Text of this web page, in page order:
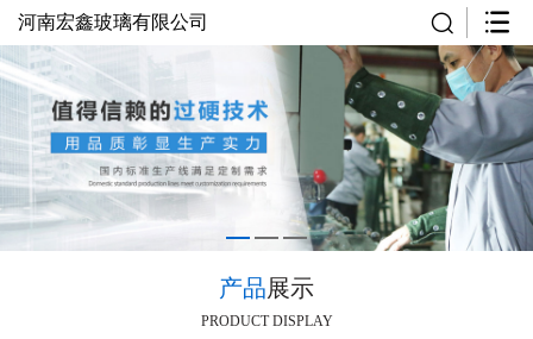
河南宏鑫玻璃有限公司
产品展示
PRODUCT DISPLAY